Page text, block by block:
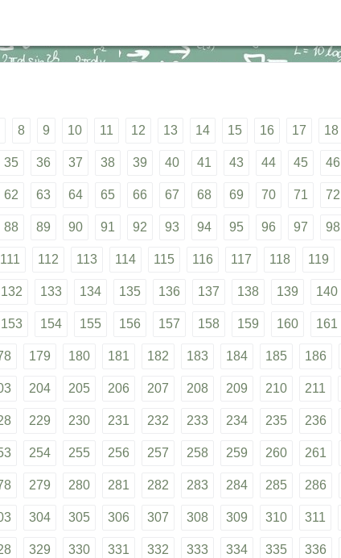
8 9 10 11 12 13 14 15 16 17 18
35 36 37 38 39 40 41 43 44 45 46
62 63 64 65 66 67 68 69 70 71 72
88 89 90 91 92 93 94 95 96 97 98
111 112 113 114 115 116 117 118 119
132 133 134 135 136 137 138 139 140
153 154 155 156 157 158 159 160 161
179 180 181 182 183 184 185 186
204 205 206 207 208 209 210 211
229 230 231 232 233 234 235 236
254 255 256 257 258 259 260 261
279 280 281 282 283 284 285 286
304 305 306 307 308 309 310 311
329 330 331 332 333 334 335 336